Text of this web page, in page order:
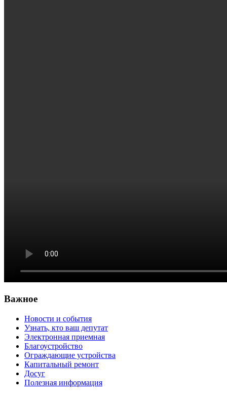
Важное
Новости и события
Узнать, кто ваш депутат
Электронная приемная
Благоустройство
Ограждающие устройства
Капитальный ремонт
Досуг
Полезная информация